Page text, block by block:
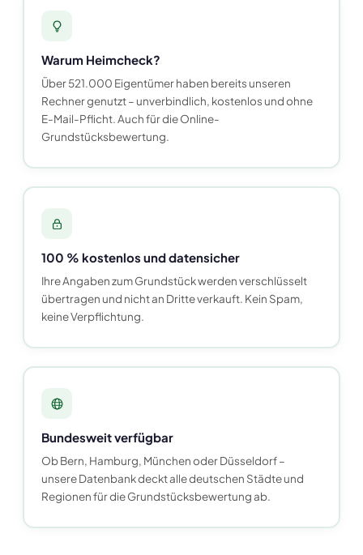
Warum Heimcheck?
Über 521.000 Eigentümer haben bereits unseren
Rechner genutzt – unverbindlich, kostenlos und ohne
E-Mail-Pflicht. Auch für die Online-
Grundstücksbewertung.
100 % kostenlos und datensicher
Ihre Angaben zum Grundstück werden verschlüsselt
übertragen und nicht an Dritte verkauft. Kein Spam,
keine Verpflichtung.
Bundesweit verfügbar
Ob Bern, Hamburg, München oder Düsseldorf –
unsere Datenbank deckt alle deutschen Städte und
Regionen für die Grundstücksbewertung ab.